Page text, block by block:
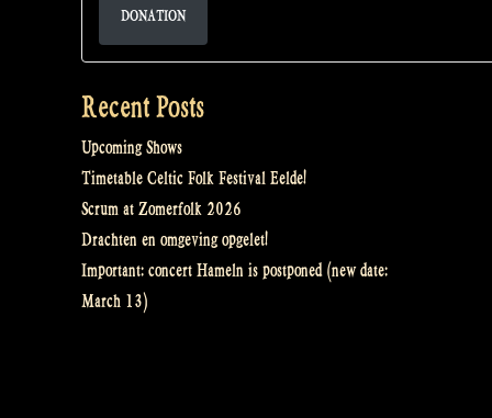
DONATION
Recent Posts
Upcoming Shows
Timetable Celtic Folk Festival Eelde!
Scrum at Zomerfolk 2026
Drachten en omgeving opgelet!
Important: concert Hameln is postponed (new date:
March 13)